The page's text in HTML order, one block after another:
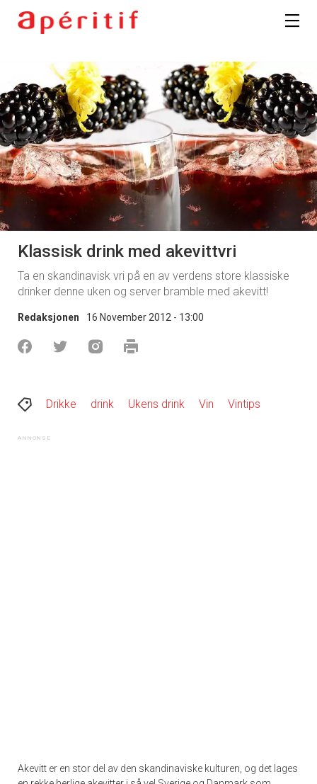
Klassisk drink med akevittvri
Ta en skandinavisk vri på en av verdens store klassiske
drinker denne uken og server bramble med akevitt!
Redaksjonen 16 November 2012 - 13:00
Drikke drink Ukens drink Vin Vintips
Akevitt er en stor del av den skandinaviske kulturen, og det lages